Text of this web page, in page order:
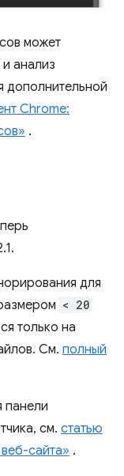
может
анализ
дополнительной
Chrome:
.
для
< 20
только на
См. полный
панели
см. статью
сайта» .